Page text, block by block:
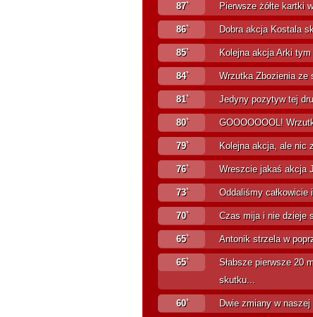
87` Pierwsze żółte kartki
86` Dobra akcja Kostala
85` Kolejna akcja Arki
84` Wrzutka Zbozienia ze
81` Jedyny pozytyw tej
80` GOOOOOOOL!
79` Kolejna akcja, ale nic
76` Wreszcie jakaś akcja
73` Oddaliśmy
70` Czas mija i nie dzieje
65` Antonik strzela w
65`
Słabsze pierwsze 20
skutku...
60` Dwie zmiany w